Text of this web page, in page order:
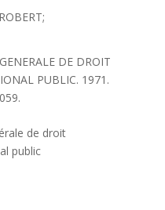
DE DROIT
PUBLIC. 1971.
de droit
public